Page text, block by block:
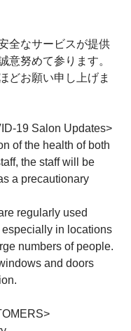
全なサービスが提供
意努めて参ります。
どお願い申し上げま
19 Salon Updates>﻿
of the health of both
the staff will be
a precautionary
regularly used
in locations
numbers of people.﻿
and doors